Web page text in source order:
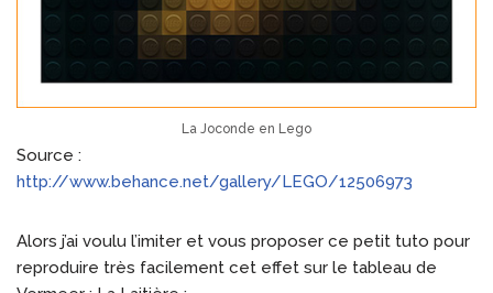
La Joconde en Lego
Source :
http://www.behance.net/gallery/LEGO/12506973
Alors j’ai voulu l’imiter et vous proposer ce petit tuto pour
reproduire très facilement cet effet sur le tableau de